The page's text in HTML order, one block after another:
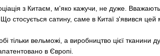
з Китаєм, м'яко кажучи, не дуже.
стосується сатину, саме в Китаї з'явився
тільки вельможі, а виробництво цієї
в Європі.